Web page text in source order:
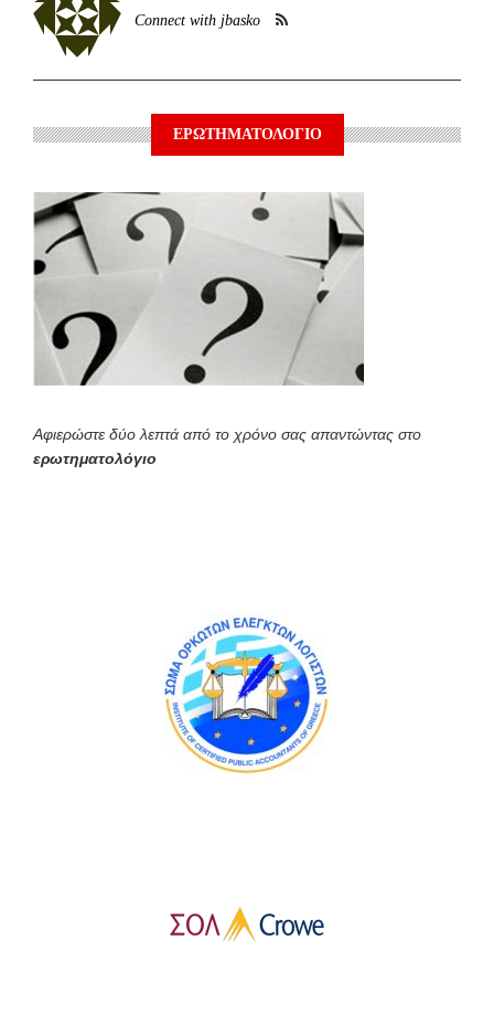
Connect with jbasko
ΕΡΩΤΗΜΑΤΟΛΟΓΙΟ
Αφιερώστε δύο λεπτά από το χρόνο σας απαντώντας στο
ερωτηματολόγιο